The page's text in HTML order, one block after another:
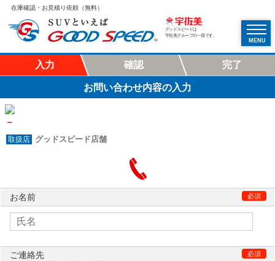
在庫確認・お見積り依頼（無料）
グッドスピードは
宇佐美グループの一員です。
MENU
入力 確認 完了
お問い合わせ内容の入力
－
グッドスピード店舗
お名前 必須
ご連絡先
必須